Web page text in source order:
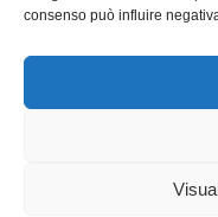
consenso può influire
© 2026